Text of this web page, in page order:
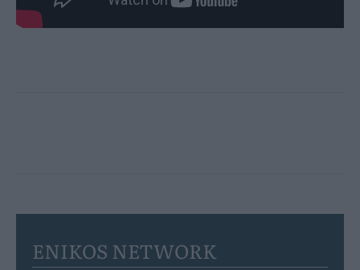
ENIKOS NETWORK